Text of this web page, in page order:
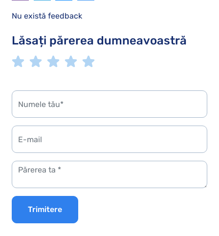
Nu există feedback
Lăsați părerea dumneavoastră
Trimitere